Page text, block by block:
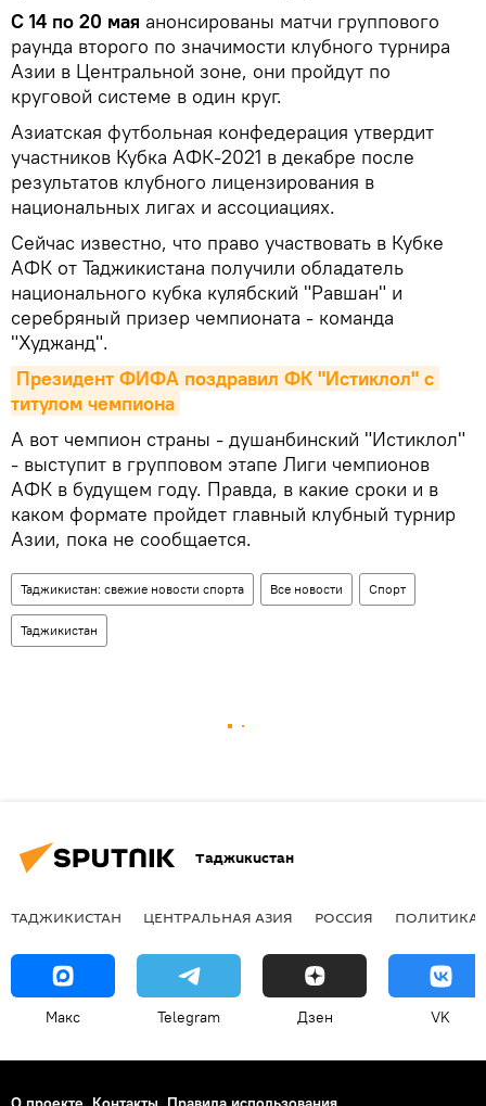
С 14 по 20 мая анонсированы матчи группового
раунда второго по значимости клубного турнира
Азии в Центральной зоне, они пройдут по
круговой системе в один круг.
Азиатская футбольная конфедерация утвердит
участников Кубка АФК-2021 в декабре после
результатов клубного лицензирования в
национальных лигах и ассоциациях.
Сейчас известно, что право участвовать в Кубке
АФК от Таджикистана получили обладатель
национального кубка кулябский "Равшан" и
серебряный призер чемпионата - команда
"Худжанд".
Президент ФИФА поздравил ФК "Истиклол" с
титулом чемпиона
А вот чемпион страны - душанбинский "Истиклол"
- выступит в групповом этапе Лиги чемпионов
АФК в будущем году. Правда, в какие сроки и в
каком формате пройдет главный клубный турнир
Азии, пока не сообщается.
Таджикистан: свежие новости спорта Все новости Спорт
Таджикистан
Таджикистан
ТАДЖИКИСТАН ЦЕНТРАЛЬНАЯ АЗИЯ РОССИЯ ПОЛИТИКА
Макс Telegram Дзен VK